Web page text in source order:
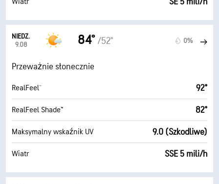
NIEDZ.
9.08
84° /52° 0%
Przeważnie słonecznie
RealFeel® 92°
RealFeel Shade™ 82°
Maksymalny wskaźnik UV 9.0 (Szkodliwe)
Wiatr SSE 5 mili/h